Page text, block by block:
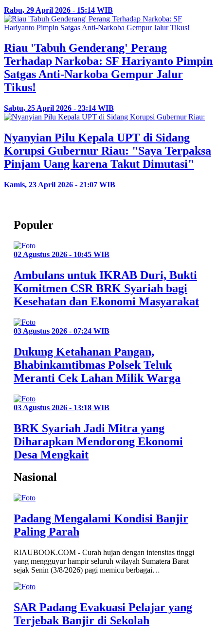
Rabu, 29 April 2026 - 15:14 WIB
Riau 'Tabuh Genderang' Perang
Terhadap Narkoba: SF Hariyanto Pimpin
Satgas Anti-Narkoba Gempur Jalur
Tikus!
Sabtu, 25 April 2026 - 23:14 WIB
Nyanyian Pilu Kepala UPT di Sidang
Korupsi Gubernur Riau: "Saya Terpaksa
Pinjam Uang karena Takut Dimutasi"
Kamis, 23 April 2026 - 21:07 WIB
Populer
02 Agustus 2026 - 10:45 WIB
Ambulans untuk IKRAB Duri, Bukti
Komitmen CSR BRK Syariah bagi
Kesehatan dan Ekonomi Masyarakat
03 Agustus 2026 - 07:24 WIB
Dukung Ketahanan Pangan,
Bhabinkamtibmas Polsek Teluk
Meranti Cek Lahan Milik Warga
03 Agustus 2026 - 13:18 WIB
BRK Syariah Jadi Mitra yang
Diharapkan Mendorong Ekonomi
Desa Mengkait
Nasional
Padang Mengalami Kondisi Banjir
Paling Parah
RIAUBOOK.COM - Curah hujan dengan intensitas tinggi
yang mengguyur hampir seluruh wilayah Sumatera Barat
sejak Senin (3/8/2026) pagi memicu berbagai…
SAR Padang Evakuasi Pelajar yang
Terjebak Banjir di Sekolah